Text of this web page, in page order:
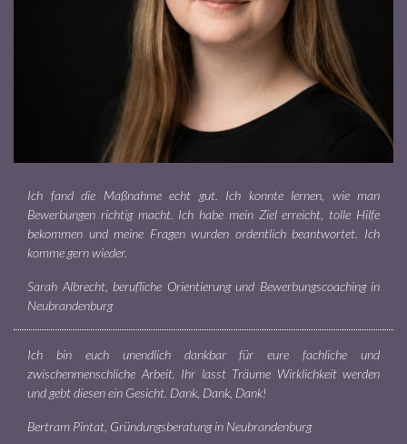
Ich fand die Maßnahme echt gut. Ich konnte lernen, wie man
Bewerbungen richtig macht. Ich habe mein Ziel erreicht, tolle Hilfe
bekommen und meine Fragen wurden ordentlich beantwortet. Ich
komme gern wieder.
Sarah Albrecht, berufliche Orientierung und Bewerbungscoaching in
Neubrandenburg
Ich bin euch unendlich dankbar für eure fachliche und
zwischenmenschliche Arbeit. Ihr lasst Träume Wirklichkeit werden
und gebt diesen ein Gesicht. Dank, Dank, Dank!
Bertram Pintat, Gründungsberatung in Neubrandenburg